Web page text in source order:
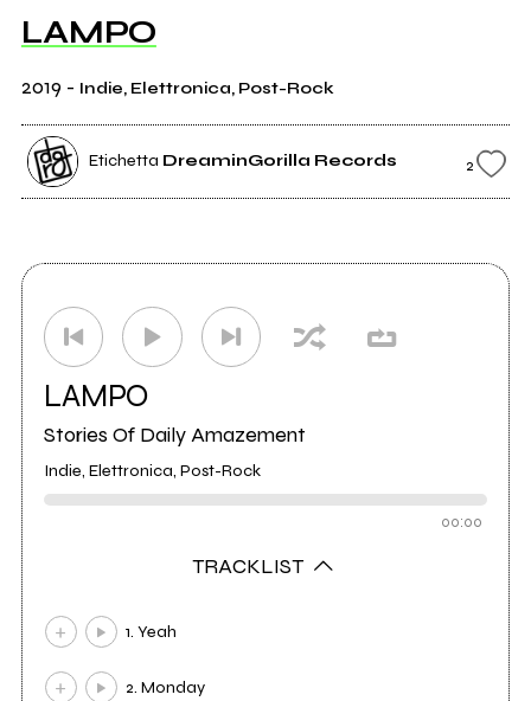
LAMPO
2019 - Indie, Elettronica, Post-Rock
Etichetta DreaminGorilla Records 2
LAMPO
Stories Of Daily Amazement
Indie, Elettronica, Post-Rock
00:00
TRACKLIST
1. Yeah
2. Monday